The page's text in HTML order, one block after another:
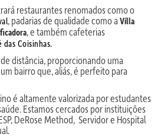
restaurantes renomados como o
, padarias de qualidade como a Villa
, e também cafeterias
das Coisinhas.
distância, proporcionando uma
bairro que, aliás, é perfeito para
é altamente valorizada por estudantes
Estamos cercados por instituições
DeRose Method, Servidor e Hospital